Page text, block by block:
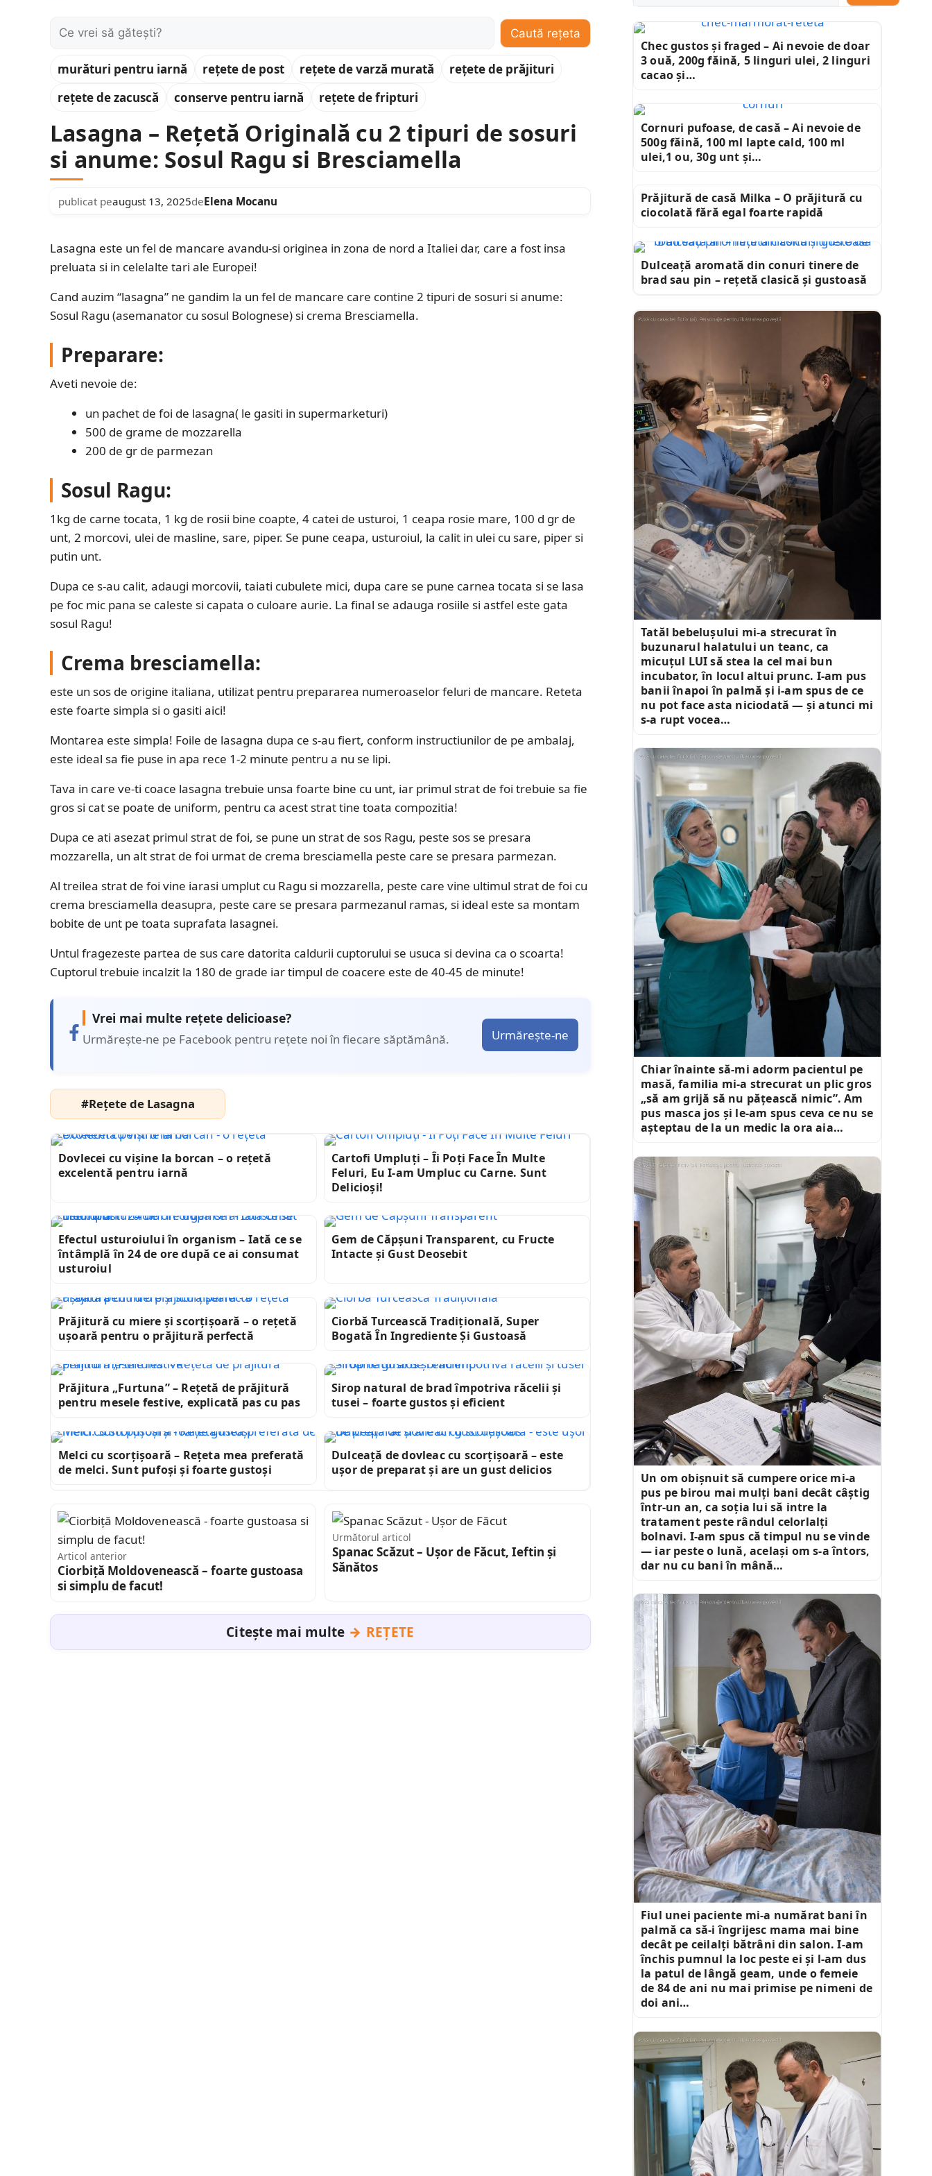
Caută: Caută rețeta
murături pentru iarnă rețete de post rețete de varză murată
rețete de prăjituri
rețete de zacuscă
conserve pentru iarnă rețete de fripturi
Lasagna – Rețetă Originală cu 2 tipuri de sosuri
si anume: Sosul Ragu si Bresciamella
publicat peaugust 13, 2025deElena Mocanu
Lasagna este un fel de mancare avandu-si originea in zona de nord a Italiei dar, care a fost insa
preluata si in celelalte tari ale Europei!
Cand auzim “lasagna” ne gandim la un fel de mancare care contine 2 tipuri de sosuri si anume:
Sosul Ragu (asemanator cu sosul Bolognese) si crema Bresciamella.
Preparare:
Aveti nevoie de:
un pachet de foi de lasagna( le gasiti in supermarketuri)
500 de grame de mozzarella
200 de gr de parmezan
Sosul Ragu:
1kg de carne tocata, 1 kg de rosii bine coapte, 4 catei de usturoi, 1 ceapa rosie mare, 100 d gr de
unt, 2 morcovi, ulei de masline, sare, piper. Se pune ceapa, usturoiul, la calit in ulei cu sare, piper si
putin unt.
Dupa ce s-au calit, adaugi morcovii, taiati cubulete mici, dupa care se pune carnea tocata si se lasa
pe foc mic pana se caleste si capata o culoare aurie. La final se adauga rosiile si astfel este gata
sosul Ragu!
Crema bresciamella:
este un sos de origine italiana, utilizat pentru prepararea numeroaselor feluri de mancare. Reteta
este foarte simpla si o gasiti aici!
Montarea este simpla! Foile de lasagna dupa ce s-au fiert, conform instructiunilor de pe ambalaj,
este ideal sa fie puse in apa rece 1-2 minute pentru a nu se lipi.
Tava in care ve-ti coace lasagna trebuie unsa foarte bine cu unt, iar primul strat de foi trebuie sa fie
gros si cat se poate de uniform, pentru ca acest strat tine toata compozitia!
Dupa ce ati asezat primul strat de foi, se pune un strat de sos Ragu, peste sos se presara
mozzarella, un alt strat de foi urmat de crema bresciamella peste care se presara parmezan.
Al treilea strat de foi vine iarasi umplut cu Ragu si mozzarella, peste care vine ultimul strat de foi cu
crema bresciamella deasupra, peste care se presara parmezanul ramas, si ideal este sa montam
bobite de unt pe toata suprafata lasagnei.
Untul fragezeste partea de sus care datorita caldurii cuptorului se usuca si devina ca o scoarta!
Cuptorul trebuie incalzit la 180 de grade iar timpul de coacere este de 40-45 de minute!
Vrei mai multe rețete delicioase?
Urmărește-ne pe Facebook pentru rețete noi în fiecare săptămână. Urmărește-ne
#Rețete de Lasagna
Dovlecei cu vișine la borcan – o rețetă
excelentă pentru iarnă
Cartofi Umpluți – Îi Poți Face În Multe
Feluri, Eu I-am Umpluc cu Carne. Sunt
Delicioși!
Efectul usturoiului în organism – Iată ce se
întâmplă în 24 de ore după ce ai consumat
usturoiul
Gem de Căpșuni Transparent, cu Fructe
Intacte și Gust Deosebit
Prăjitură cu miere și scorțișoară – o rețetă
ușoară pentru o prăjitură perfectă
Ciorbă Turcească Tradițională, Super
Bogată În Ingrediente Și Gustoasă
Prăjitura „Furtuna” – Rețetă de prăjitură
pentru mesele festive, explicată pas cu pas
Sirop natural de brad împotriva răcelii și
tusei – foarte gustos și eficient
Melci cu scorțișoară – Rețeta mea preferată
de melci. Sunt pufoși și foarte gustoși
Dulceață de dovleac cu scorțișoară – este
ușor de preparat și are un gust delicios
Articol anterior
Ciorbiță Moldovenească – foarte gustoasa
si simplu de facut!
Următorul articol
Spanac Scăzut – Ușor de Făcut, Ieftin și
Sănătos
Citește mai multe REȚETE
Chec gustos și fraged – Ai nevoie de doar
3 ouă, 200g făină, 5 linguri ulei, 2 linguri
cacao și…
Cornuri pufoase, de casă – Ai nevoie de
500g făină, 100 ml lapte cald, 100 ml
ulei,1 ou, 30g unt și…
Prăjitură de casă Milka – O prăjitură cu
ciocolată fără egal foarte rapidă
Dulceață aromată din conuri tinere de
brad sau pin – rețetă clasică și gustoasă
Tatăl bebelușului mi-a strecurat în
buzunarul halatului un teanc, ca
micuțul LUI să stea la cel mai bun
incubator, în locul altui prunc. I-am pus
banii înapoi în palmă și i-am spus de ce
nu pot face asta niciodată — și atunci mi
s-a rupt vocea…
Chiar înainte să-mi adorm pacientul pe
masă, familia mi-a strecurat un plic gros
„să am grijă să nu pățească nimic”. Am
pus masca jos și le-am spus ceva ce nu se
așteptau de la un medic la ora aia…
Un om obișnuit să cumpere orice mi-a
pus pe birou mai mulți bani decât câștig
într-un an, ca soția lui să intre la
tratament peste rândul celorlalți
bolnavi. I-am spus că timpul nu se vinde
— iar peste o lună, același om s-a întors,
dar nu cu bani în mână…
Fiul unei paciente mi-a numărat bani în
palmă ca să-i îngrijesc mama mai bine
decât pe ceilalți bătrâni din salon. I-am
închis pumnul la loc peste ei și l-am dus
la patul de lângă geam, unde o femeie
de 84 de ani nu mai primise pe nimeni de
doi ani…